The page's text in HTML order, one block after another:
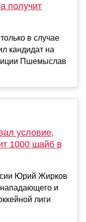
получит
в случае
кандидат на
Пшемыслав
условие,
1000 шайб в
Юрий Жирков
нападающего и
лиги